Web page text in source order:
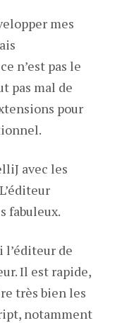
mes
n’est pas le
pas mal de
pour
avec les
fabuleux.
l’éditeur de
Il est rapide,
très bien les
notamment